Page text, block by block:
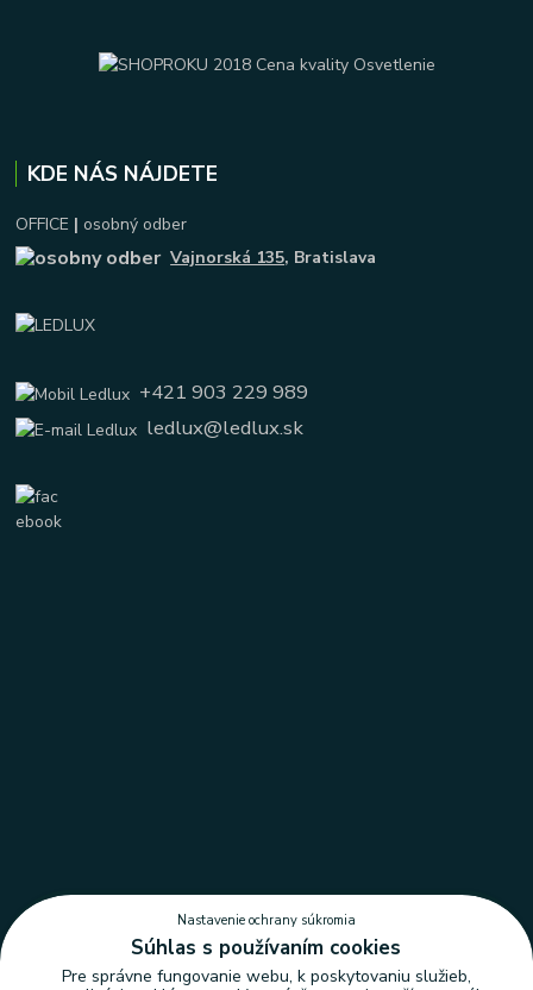
KDE NÁS NÁJDETE
OFFICE | osobný odber
Vajnorská 135, Bratislava
+421 903 229 989
ledlux@ledlux.sk
Nastavenie ochrany súkromia
Súhlas s používaním cookies
Pre správne fungovanie webu, k poskytovaniu služieb,